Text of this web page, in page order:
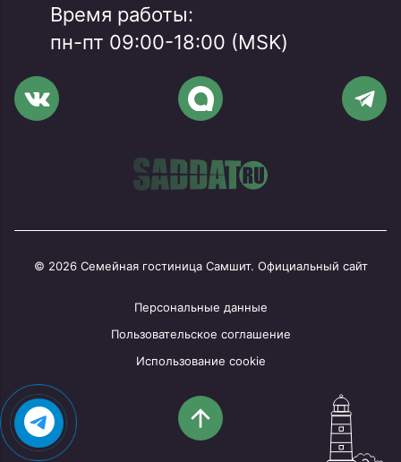
Время работы:
пн-пт 09:00-18:00 (MSK)
© 2026 Семейная гостиница Самшит. Официальный сайт
Персональные данные
Пользовательское соглашение
Использование cookie
arrow_upward